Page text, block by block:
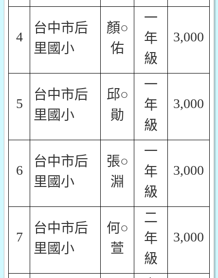
4
台中市后
里國小
顏○
佑
一
年
級
3,000
5
台中市后
里國小
邱○
勛
一
年
級
3,000
6
台中市后
里國小
張○
淵
一
年
級
3,000
7
台中市后
里國小
何○
萱
二
年
級
3,000